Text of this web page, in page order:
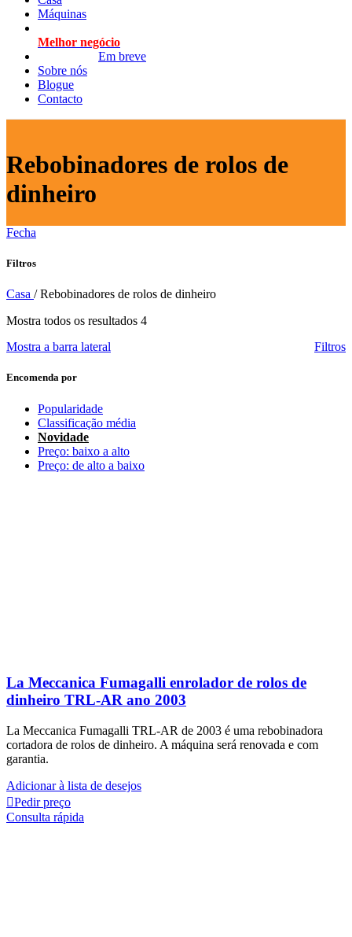
Máquinas
Melhor negócio
Em breve
Sobre nós
Blogue
Contacto
Rebobinadores de rolos de
dinheiro
Fecha
Filtros
Casa / Rebobinadores de rolos de dinheiro
Mostra todos os resultados 4Ordenado
Mostra a barra lateral Filtros
Encomenda por
Popularidade
Classificação média
Novidade
Preço: baixo a alto
Preço: de alto a baixo
La Meccanica Fumagalli enrolador de rolos de
dinheiro TRL-AR ano 2003
La Meccanica Fumagalli TRL-AR de 2003 é uma rebobinadora
cortadora de rolos de dinheiro. A máquina será renovada e com
garantia.
Adicionar à lista de desejos
Pedir preço
Consulta rápida